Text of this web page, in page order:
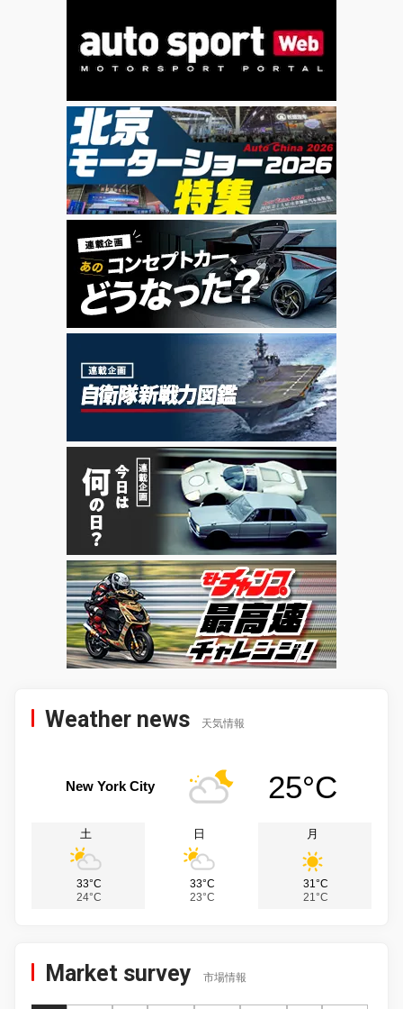
Weather news 天気情報
New York City 25°C
土
33°C
24°C
日
33°C
23°C
月
31°C
21°C
Market survey 市場情報